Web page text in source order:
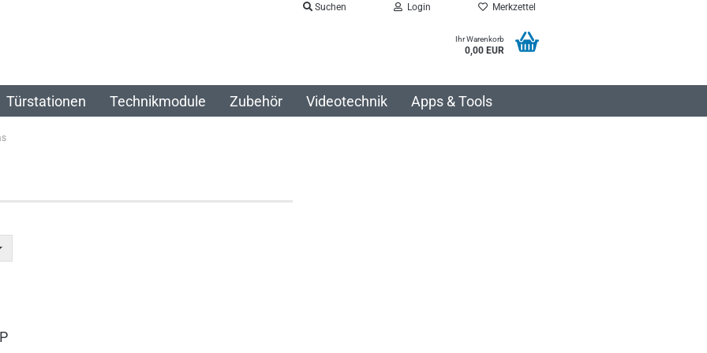
Suchen Login Merkzettel
Ihr Warenkorb
0,00 EUR
Türstationen Technikmodule Zubehör Videotechnik Apps & Tools